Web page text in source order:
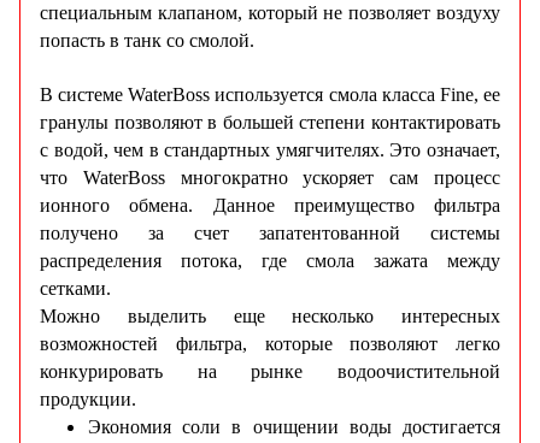
специальным клапаном, который не позволяет воздуху
попасть в танк со смолой.
В системе WaterBoss используется смола класса Fine, ее
гранулы позволяют в большей степени контактировать
с водой, чем в стандартных умягчителях. Это означает,
что WaterBoss многократно ускоряет сам процесс
ионного обмена. Данное преимущество фильтра
получено за счет запатентованной системы
распределения потока, где смола зажата между
сетками.
Можно выделить еще несколько интересных
возможностей фильтра, которые позволяют легко
конкурировать на рынке водоочистительной
продукции.
Экономия соли в очищении воды достигается